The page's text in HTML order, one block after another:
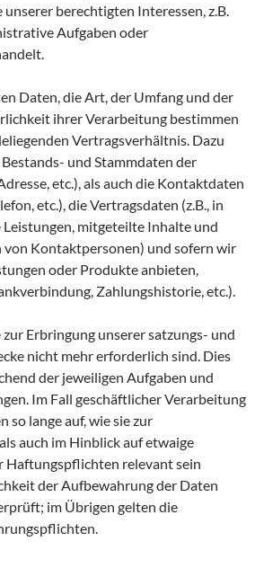
berechtigten Interessen, z.B.
Aufgaben oder
Daten, die Art, der Umfang und der
ihrer Verarbeitung bestimmen
Vertragsverhältnis. Dazu
und Stammdaten der
etc.), als auch die Kontaktdaten
etc.), die Vertragsdaten (z.B., in
mitgeteilte Inhalte und
Kontaktpersonen) und sofern wir
oder Produkte anbieten,
Zahlungshistorie, etc.).
Erbringung unserer satzungs- und
nicht mehr erforderlich sind. Dies
der jeweiligen Aufgaben und
Im Fall geschäftlicher Verarbeitung
so lange auf, wie sie zur
auch im Hinblick auf etwaige
Haftungspflichten relevant sein
der Aufbewahrung der Daten
im Übrigen gelten die